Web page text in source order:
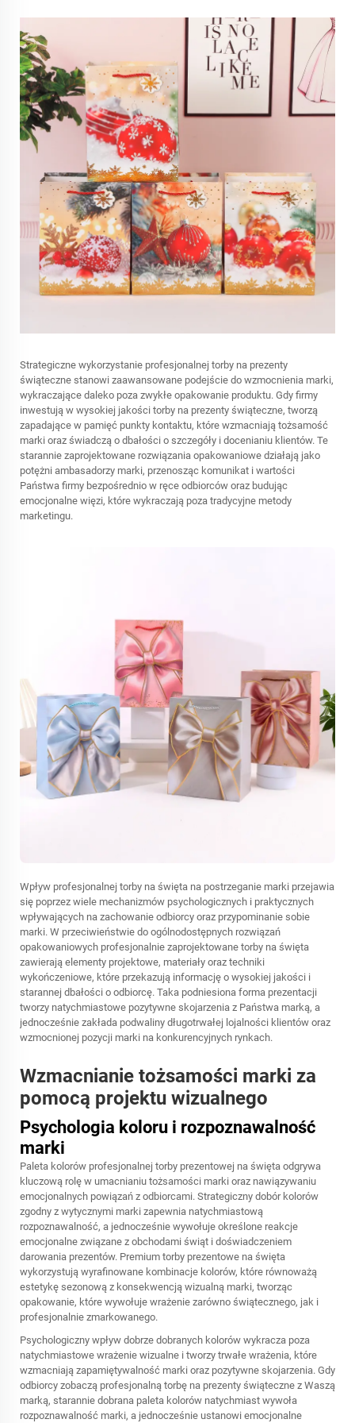
Strategiczne wykorzystanie profesjonalnej torby na prezenty
świąteczne stanowi zaawansowane podejście do wzmocnienia marki,
wykraczające daleko poza zwykłe opakowanie produktu. Gdy firmy
inwestują w wysokiej jakości torby na prezenty świąteczne, tworzą
zapadające w pamięć punkty kontaktu, które wzmacniają tożsamość
marki oraz świadczą o dbałości o szczegóły i docenianiu klientów. Te
starannie zaprojektowane rozwiązania opakowaniowe działają jako
potężni ambasadorzy marki, przenosząc komunikat i wartości
Państwa firmy bezpośrednio w ręce odbiorców oraz budując
emocjonalne więzi, które wykraczają poza tradycyjne metody
marketingu.
Wpływ profesjonalnej torby na święta na postrzeganie marki przejawia
się poprzez wiele mechanizmów psychologicznych i praktycznych
wpływających na zachowanie odbiorcy oraz przypominanie sobie
marki. W przeciwieństwie do ogólnodostępnych rozwiązań
opakowaniowych profesjonalnie zaprojektowane torby na święta
zawierają elementy projektowe, materiały oraz techniki
wykończeniowe, które przekazują informację o wysokiej jakości i
starannej dbałości o odbiorcę. Taka podniesiona forma prezentacji
tworzy natychmiastowe pozytywne skojarzenia z Państwa marką, a
jednocześnie zakłada podwaliny długotrwałej lojalności klientów oraz
wzmocnionej pozycji marki na konkurencyjnych rynkach.
Wzmacnianie tożsamości marki za
pomocą projektu wizualnego
Psychologia koloru i rozpoznawalność
marki
Paleta kolorów profesjonalnej torby prezentowej na święta odgrywa
kluczową rolę w umacnianiu tożsamości marki oraz nawiązywaniu
emocjonalnych powiązań z odbiorcami. Strategiczny dobór kolorów
zgodny z wytycznymi marki zapewnia natychmiastową
rozpoznawalność, a jednocześnie wywołuje określone reakcje
emocjonalne związane z obchodami świąt i doświadczeniem
darowania prezentów. Premium torby prezentowe na święta
wykorzystują wyrafinowane kombinacje kolorów, które równoważą
estetykę sezonową z konsekwencją wizualną marki, tworząc
opakowanie, które wywołuje wrażenie zarówno świątecznego, jak i
profesjonalnie zmarkowanego.
Psychologiczny wpływ dobrze dobranych kolorów wykracza poza
natychmiastowe wrażenie wizualne i tworzy trwałe wrażenia, które
wzmacniają zapamiętywalność marki oraz pozytywne skojarzenia. Gdy
odbiorcy zobaczą profesjonalną torbę na prezenty świąteczne z Waszą
marką, starannie dobrana paleta kolorów natychmiast wywoła
rozpoznawalność marki, a jednocześnie ustanowi emocjonalne